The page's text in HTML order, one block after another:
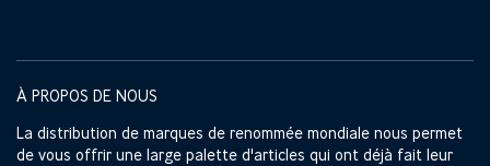
À PROPOS DE NOUS
La distribution de marques de renommée mondiale nous permet
de vous offrir une large palette d'articles qui ont déjà fait leur